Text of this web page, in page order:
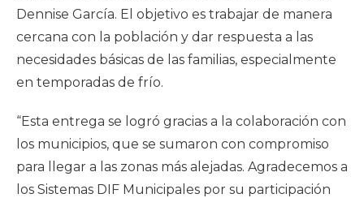
Dennise García. El objetivo es trabajar de manera
cercana con la población y dar respuesta a las
necesidades básicas de las familias, especialmente
en temporadas de frío.
“Esta entrega se logró gracias a la colaboración con
los municipios, que se sumaron con compromiso
para llegar a las zonas más alejadas. Agradecemos a
los Sistemas DIF Municipales por su participación